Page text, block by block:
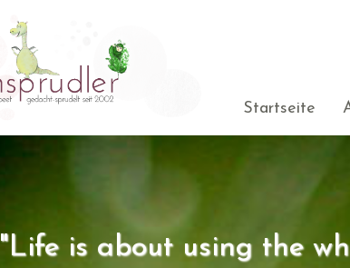
Startseite
"Life is about using the